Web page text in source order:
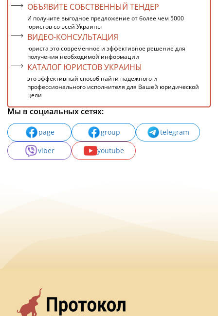
ОБЪЯВИТЕ СОБСТВЕННЫЙ ТЕНДЕР
И получите выгодное предложение от более чем 5000
юристов со всей Украины
ВИДЕО-КОНСУЛЬТАЦИЯ
юриста это современное и эффективное решение для
получения необходимой информации
КАТАЛОГ ЮРИСТОВ УКРАИНЫ
это эффективный способ найти надежного и
профессионального исполнителя для Вашей юридической
цели
Мы в социальных сетях:
page group
telegram
viber
youtube